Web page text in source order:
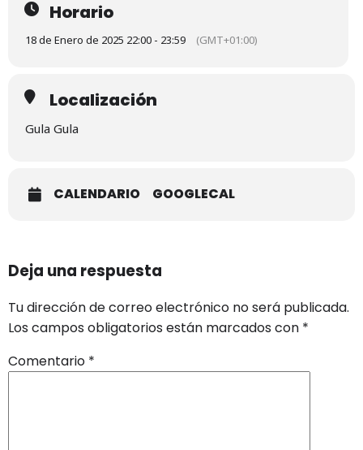
Horario
18 de Enero de 2025 22:00 - 23:59 (GMT+01:00)
Localización
Gula Gula
CALENDARIO GOOGLECAL
Deja una respuesta
Tu dirección de correo electrónico no será publicada.
Los campos obligatorios están marcados con *
Comentario *